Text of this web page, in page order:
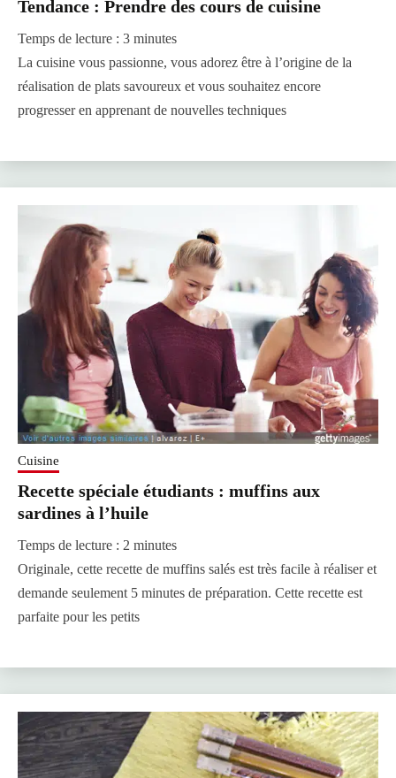
Tendance : Prendre des cours de cuisine
Temps de lecture : 3 minutes
La cuisine vous passionne, vous adorez être à l’origine de la
réalisation de plats savoureux et vous souhaitez encore
progresser en apprenant de nouvelles techniques
Cuisine
Recette spéciale étudiants : muffins aux
sardines à l’huile
Temps de lecture : 2 minutes
Originale, cette recette de muffins salés est très facile à réaliser et
demande seulement 5 minutes de préparation. Cette recette est
parfaite pour les petits